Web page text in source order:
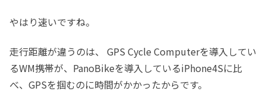
やはり速いですね。
走行距離が違うのは、 GPS Cycle Computerを導入してい
るWM携帯が、PanoBikeを導入しているiPhone4Sに比
べ、GPSを掴むのに時間がかかったからです。